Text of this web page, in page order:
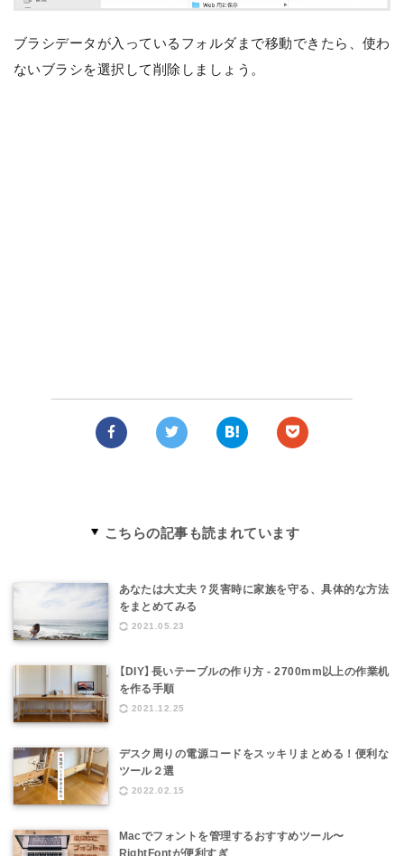
ブラシデータが入っているフォルダまで移動できたら、使わ
ないブラシを選択して削除しましょう。
こちらの記事も読まれています
あなたは大丈夫？災害時に家族を守る、具体的な方法
をまとめてみる
2021.05.23
【DIY】長いテーブルの作り方 - 2700mm以上の作業机
を作る手順
2021.12.25
デスク周りの電源コードをスッキリまとめる！便利な
ツール２選
2022.02.15
Macでフォントを管理するおすすめツール〜
RightFontが便利すぎ